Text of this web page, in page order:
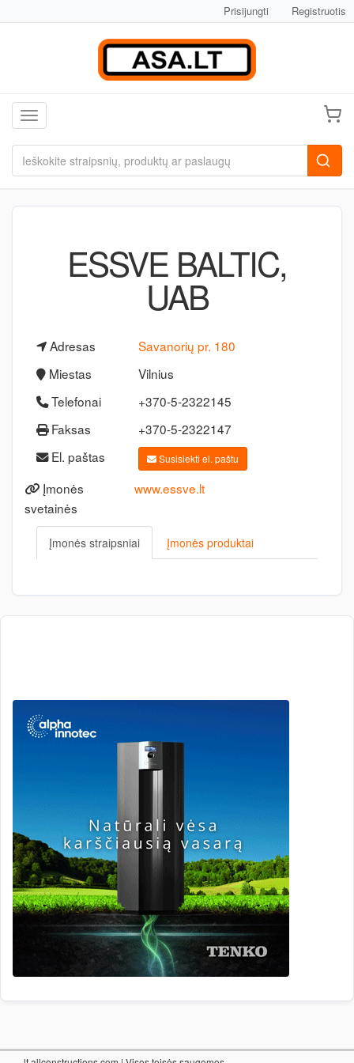
Prisijungti Registruotis
Toggle navigation
ESSVE BALTIC,
UAB
Adresas
Savanorių pr. 180
Miestas
Vilnius
Telefonai
+370-5-2322145
Faksas
+370-5-2322147
El. paštas
Susisiekti el. paštu
Įmonės
svetainės
www.essve.lt
Įmonės straipsniai Įmonės produktai